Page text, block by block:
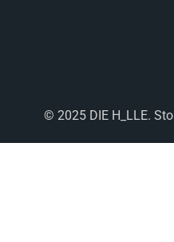
© 2025 DIE H_LLE.